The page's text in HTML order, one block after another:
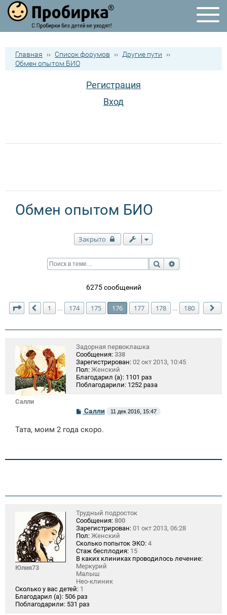
Главная ›› Список форумов ›› Другие пути
››
Обмен опытом БИО
Регистрация
Вход
Обмен опытом БИО
Закрыто
Поиск
6275 сообщений
Страница 176 из180
Пред.
1 … 174 175 176 177 178 … 180
Салли
Задорная первоклашка
Сообщения: 338
Зарегистрирован: 02 окт 2013, 10:45
Пол: Женский
Благодарил (а): 1101 раз
Поблагодарили: 1252 раза
С
б
и
Салли 11 дек 2016, 15:47
Тата, моим 2 года скоро.
Юлия73
Трудный подросток
Сообщения: 800
Зарегистрирован: 01 окт 2013, 06:28
Пол: Женский
Сколько попыток ЭКО: 4
Стаж бесплодия: 15
В каких клиниках проводилось лечение:
Меркурий
Малыш
Нео-клиник
Сколько у вас детей: 1
Благодарил (а): 506 раз
Поблагодарили: 531 раз